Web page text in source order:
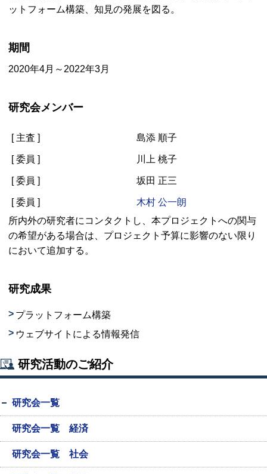
ットフォーム構築、知見の発展を図る。
期間
2020年4月～2022年3月
研究会メンバー
[ 主査 ] 島添 順子
[ 委員 ] 川上 桃子
[ 委員 ] 坂田 正三
[ 委員 ]
木村 公一朗
所内外の研究者にコンタクトし、本プロジェクトへの関与
の希望がある場合は、プロジェクト予算に影響のない限り
において追加する。
研究成果
プラットフォーム構築
ウェブサイトによる情報発信
研究活動のご紹介
研究会一覧
研究会一覧 経済
研究会一覧 社会